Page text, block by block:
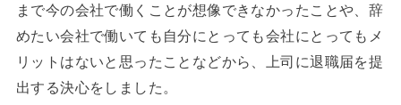
まで今の会社で働くことが想像できなかったことや、辞
めたい会社で働いても自分にとっても会社にとってもメ
リットはないと思ったことなどから、上司に退職届を提
出する決心をしました。